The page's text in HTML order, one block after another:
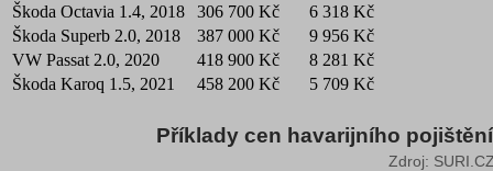
Škoda Octavia 1.4, 2018
306 700 Kč
6 318 Kč
Škoda Superb 2.0, 2018
387 000 Kč
9 956 Kč
VW Passat 2.0, 2020
418 900 Kč
8 281 Kč
Škoda Karoq 1.5, 2021
458 200 Kč 5 709 Kč
Příklady cen havarijního pojištění pro vůz
Příklady cen havarijního
Zdroj: